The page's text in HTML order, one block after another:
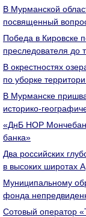
В Мурманской
посвященный
Победа в Кировске
преследователя до
В окрестностях
по уборке
В Мурманске
историко-
«ДнБ НОР
банка»
Два российских
в высоких широтах
Муниципальному
фонда
Сотовый оператор